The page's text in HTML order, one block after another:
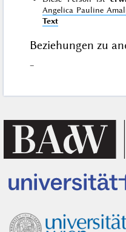
Angelica Pauline
Text
Beziehungen zu
–